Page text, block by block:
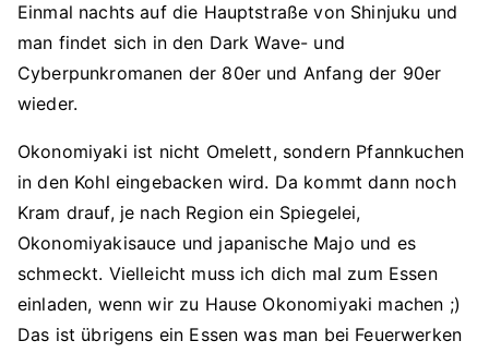
Einmal nachts auf die Hauptstraße von Shinjuku und
man findet sich in den Dark Wave- und
Cyberpunkromanen der 80er und Anfang der 90er
wieder.
Okonomiyaki ist nicht Omelett, sondern Pfannkuchen
in den Kohl eingebacken wird. Da kommt dann noch
Kram drauf, je nach Region ein Spiegelei,
Okonomiyakisauce und japanische Majo und es
schmeckt. Vielleicht muss ich dich mal zum Essen
einladen, wenn wir zu Hause Okonomiyaki machen ;)
Das ist übrigens ein Essen was man bei Feuerwerken